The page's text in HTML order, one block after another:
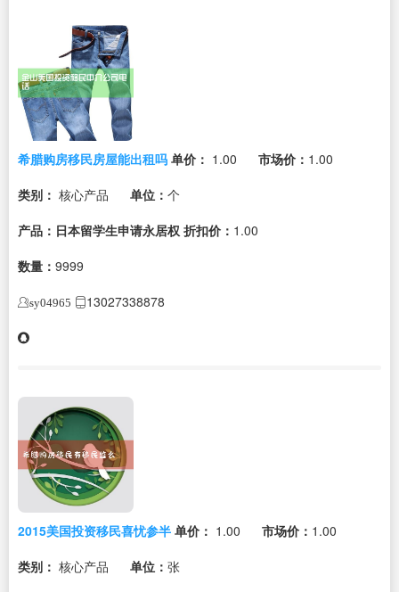
希腊购房移民房屋能出租吗 单价： 1.00 市场价： 1.00
类别： 核心产品 单位： 个
产品：日本留学生申请永居权 折扣价： 1.00
数量： 9999
sy04965 13027338878
2015美国投资移民喜忧参半 单价： 1.00 市场价： 1.00
类别： 核心产品 单位： 张